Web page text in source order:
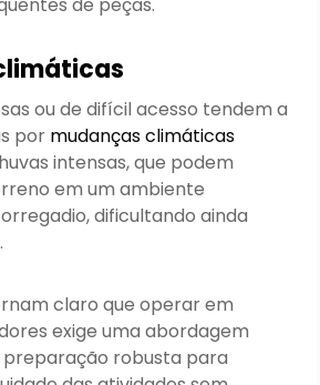
de peças.
ou de difícil acesso tendem a
por mudanças climáticas
intensas, que podem
em um ambiente
dificultando ainda
claro que operar em
exige uma abordagem
preparação robusta para